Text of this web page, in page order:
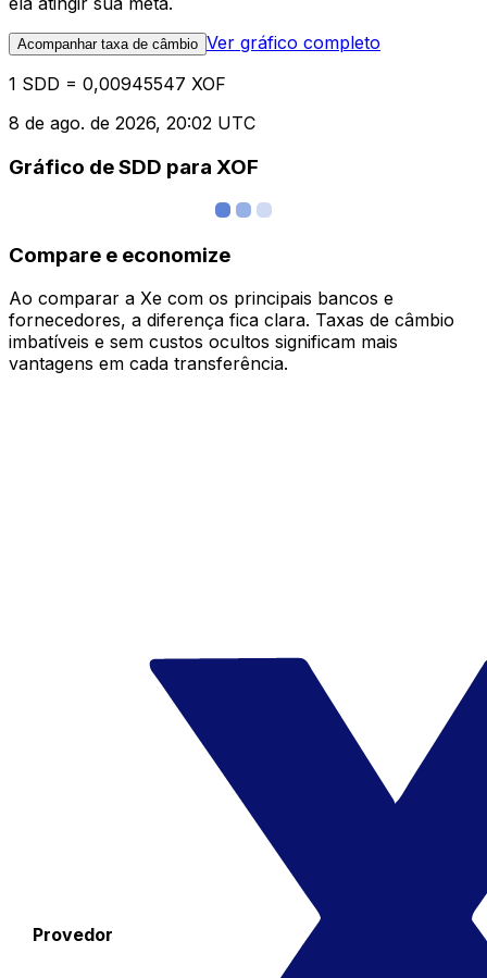
Acompanhar taxa de câmbio Ver gráfico completo
1 SDD = 0,00945547 XOF
8 de ago. de 2026, 20:02 UTC
Gráfico de SDD para XOF
Compare e economize
Ao comparar a Xe com os principais bancos e
fornecedores, a diferença fica clara. Taxas de câmbio
imbatíveis e sem custos ocultos significam mais
vantagens em cada transferência.
Provedor